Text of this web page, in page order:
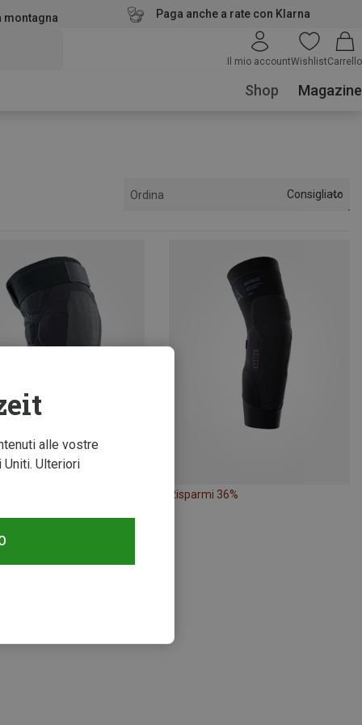
montagna Paga anche a rate con Klarna
Il mio accountWishlistCarrello
Shop Magazine
Ordina Consigliato
Risparmi 36%
alle vostre
Ulteriori